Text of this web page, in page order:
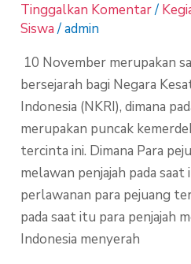
Tinggalkan Komentar/
Siswa/admin
10 November merupakan
bersejarah bagi Negara
Indonesia (NKRI), dimana
merupakan puncak
tercinta ini. Dimana Para
melawan penjajah pada saat
perlawanan para pejuang
pada saat itu para penjajah
Indonesia menyerah